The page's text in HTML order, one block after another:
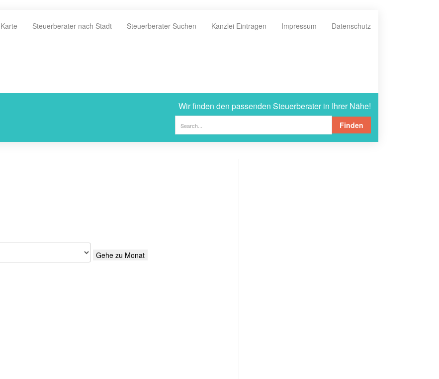
Karte Steuerberater nach Stadt Steuerberater Suchen Kanzlei Eintragen Impressum Datenschutz
Wir finden den passenden Steuerberater in Ihrer Nähe!
Finden
Gehe zu Monat